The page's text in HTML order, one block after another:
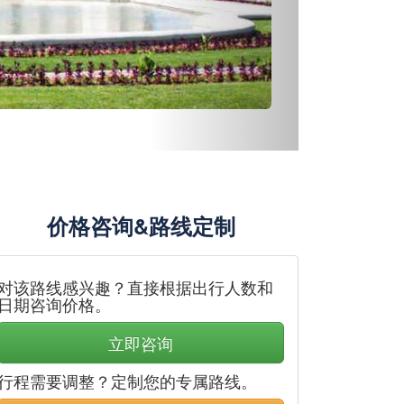
价格咨询&路线定制
该路线感兴趣？直接根据出行人数和
期咨询价格。
立即咨询
程需要调整？定制您的专属路线。